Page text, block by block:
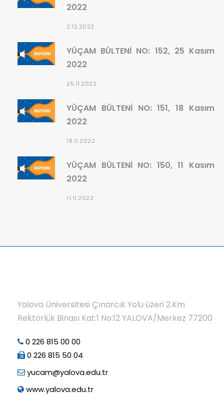
2022
2.12.2022
YÜÇAM BÜLTENİ NO: 152, 25 Kasım
2022
25.11.2022
YÜÇAM BÜLTENİ NO: 151, 18 Kasım
2022
18.11.2022
YÜÇAM BÜLTENİ NO: 150, 11 Kasım
2022
11.11.2022
Yalova Üniversitesi Çınarcık Yolu üzeri 2.Km
Rektörlük Binası Kat:1 No:12 YALOVA/Merkez 77200
0 226 815 00 00
0 226 815 50 04
yucam@yalova.edu.tr
www.yalova.edu.tr